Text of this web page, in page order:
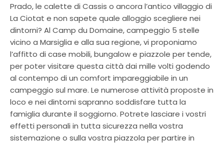
Prado, le calette di Cassis o ancora l’antico villaggio di
La Ciotat e non sapete quale alloggio scegliere nei
dintorni? Al Camp du Domaine, campeggio 5 stelle
vicino a Marsiglia e alla sua regione, vi proponiamo
l’affitto di case mobili, bungalow e piazzole per tende,
per poter visitare questa città dai mille volti godendo
al contempo di un comfort impareggiabile in un
campeggio sul mare. Le numerose attività proposte in
loco e nei dintorni sapranno soddisfare tutta la
famiglia durante il soggiorno. Potrete lasciare i vostri
effetti personali in tutta sicurezza nella vostra
sistemazione o sulla vostra piazzola per partire in